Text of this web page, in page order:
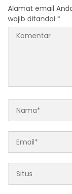
Alamat email
wajib ditandai *